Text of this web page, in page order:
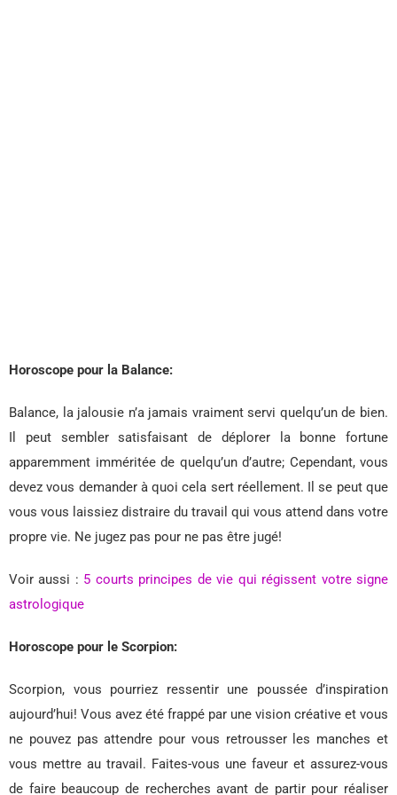
Horoscope pour la Balance:
Balance, la jalousie n’a jamais vraiment servi quelqu’un de bien.
Il peut sembler satisfaisant de déplorer la bonne fortune
apparemment imméritée de quelqu’un d’autre; Cependant, vous
devez vous demander à quoi cela sert réellement. Il se peut que
vous vous laissiez distraire du travail qui vous attend dans votre
propre vie. Ne jugez pas pour ne pas être jugé!
Voir aussi : 5 courts principes de vie qui régissent votre signe
astrologique
Horoscope pour le Scorpion:
Scorpion, vous pourriez ressentir une poussée d’inspiration
aujourd’hui! Vous avez été frappé par une vision créative et vous
ne pouvez pas attendre pour vous retrousser les manches et
vous mettre au travail. Faites-vous une faveur et assurez-vous
de faire beaucoup de recherches avant de partir pour réaliser